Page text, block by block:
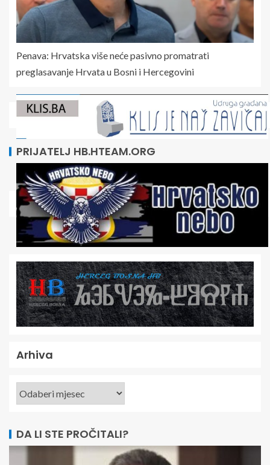
Penava: Hrvatska više neće pasivno promatrati
preglasavanje Hrvata u Bosni i Hercegovini
PRIJATELJ HB.HTEAM.ORG
Arhiva
DA LI STE PROČITALI?